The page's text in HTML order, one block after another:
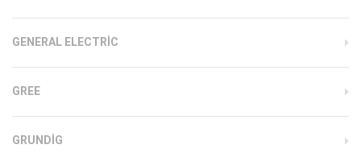
GENERAL ELECTRIC
GREE
GRUNDIG